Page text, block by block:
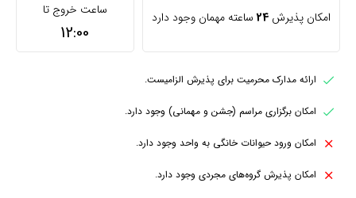
امکان پذیرش24ساعته مهمان وجود دارد ساعت خروج تا
12:00
ارائه مدارک محرمیت برای پذیرش الزامیست.
امکان برگزاری مراسم (جشن و مهمانی) وجود دارد.
امکان ورود حیوانات خانگی به واحد وجود دارد.
امکان پذیرش گروه‌های مجردی وجود دارد.